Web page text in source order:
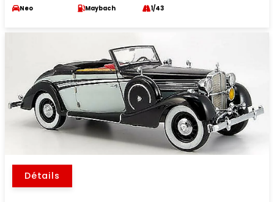
Neo Maybach 1/43
Détails